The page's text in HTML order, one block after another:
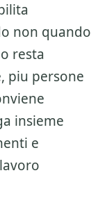
non quando
resta
piu persone
insieme
e